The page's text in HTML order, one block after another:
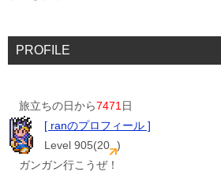
PROFILE
旅立ちの日から7471日
[ ranのプロフィール ]
Level 905(20 )
ガンガン行こうぜ！